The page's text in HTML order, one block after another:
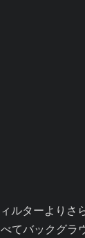
ルターよりさ
てバックグ